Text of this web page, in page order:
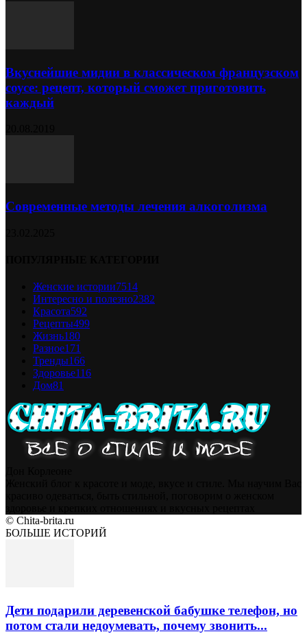
Вкуснейшие мидии в классическом французском
соусе: рецепт, который сможет приготовить
каждый
Современные методы лечения алкоголизма
Женские истории7514
Интересно и полезно2382
Красота592
Рецепты499
Жизнь180
Разное171
Тренды166
Здоровье116
Дом81
© Chita-brita.ru
БОЛЬШЕ ИСТОРИЙ
Дети подарили деревенской бабушке телефон, но
потом стали недоумевать, почему звонить...